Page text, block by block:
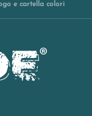
e cartella colori